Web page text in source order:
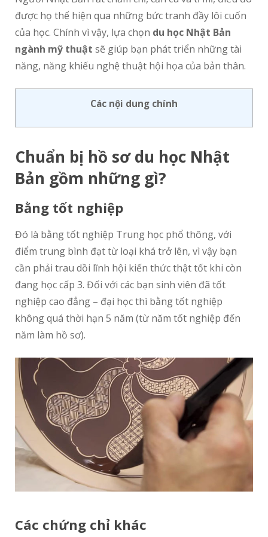
được họ thể hiện qua những bức tranh đầy lôi cuốn
của học. Chính vì vậy, lựa chọn du học Nhật Bản
ngành mỹ thuật sẽ giúp bạn phát triển những tài
năng, năng khiếu nghệ thuật hội họa của bản thân.
Các nội dung chính
Chuẩn bị hồ sơ du học Nhật
Bản gồm những gì?
Bằng tốt nghiệp
Đó là bằng tốt nghiệp Trung học phổ thông, với
điểm trung bình đạt từ loại khá trở lên, vì vậy bạn
cần phải trau dồi lĩnh hội kiến thức thật tốt khi còn
đang học cấp 3. Đối với các bạn sinh viên đã tốt
nghiệp cao đẳng – đại học thì bằng tốt nghiệp
không quá thời hạn 5 năm (từ năm tốt nghiệp đến
năm làm hồ sơ).
Các chứng chỉ khác